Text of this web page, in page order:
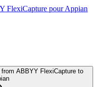
FlexiCapture pour Appian
ABBYY FlexiCapture to